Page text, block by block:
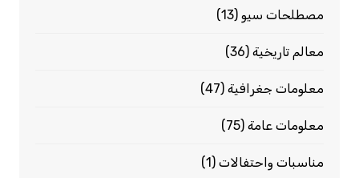
مصطلحات سيو(13)
معالم تاريخية(36)
معلومات جغرافية(47)
معلومات عامة(75)
مناسبات واحتفالات(1)